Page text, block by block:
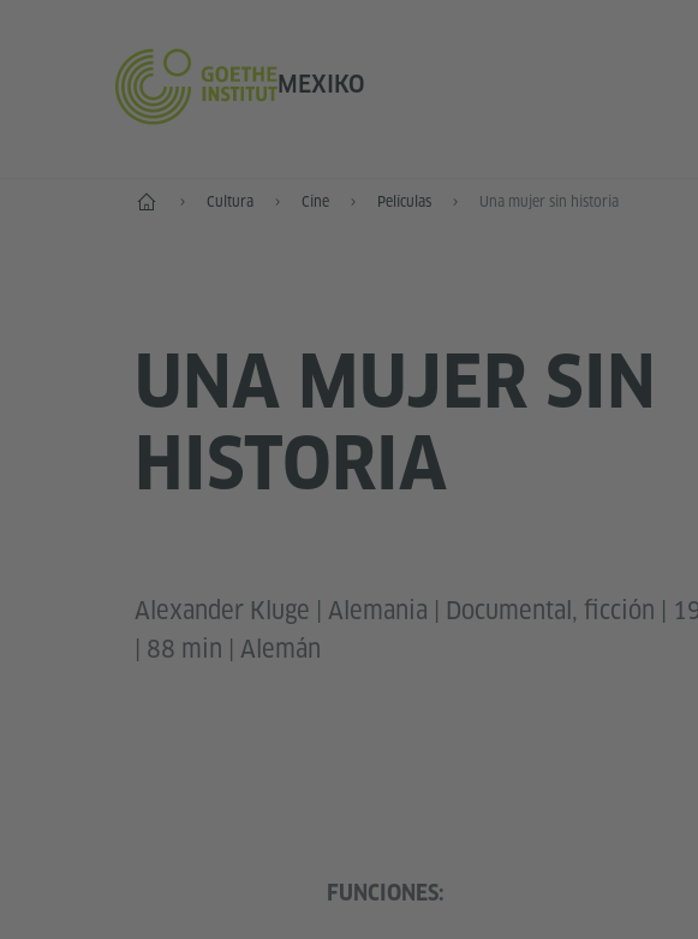
MEXIKO
Inicio Cultura Cine Películas Una mujer sin historia
UNA MUJER SIN
HISTORIA
Alexander Kluge | Alemania | Documental, ficción |
| 88 min | Alemán
FUNCIONES: